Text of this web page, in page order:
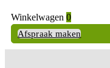
Winkelwagen 0
Afspraak maken